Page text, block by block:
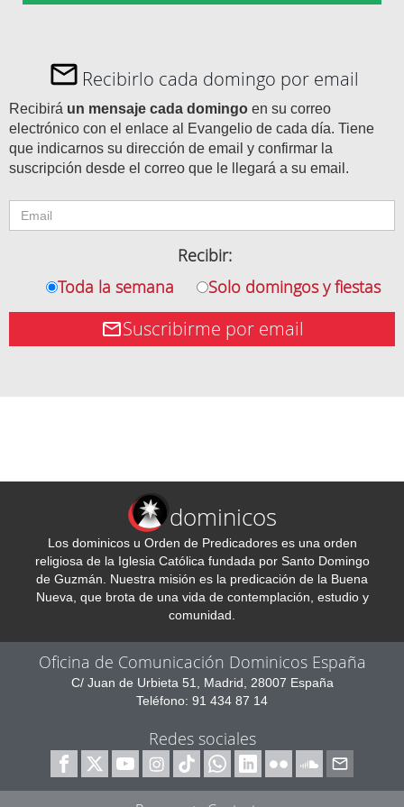
Recibirlo cada domingo por email
Recibirá un mensaje cada domingo en su correo
electrónico con el enlace al Evangelio de cada día. Tiene
que indicarnos su dirección de email y confirmar la
suscripción desde el correo que le llegará a su email.
Recibir:
Toda la semana
Solo domingos y fiestas
Suscribirme por email
dominicos
Los dominicos u Orden de Predicadores es una orden
religiosa de la Iglesia Católica fundada por Santo Domingo
de Guzmán. Nuestra misión es la predicación de la Buena
Nueva, que brota de una vida de contemplación, estudio y
comunidad.
Oficina de Comunicación Dominicos España
C/ Juan de Urbieta 51, Madrid, 28007 España
Teléfono: 91 434 87 14
Redes sociales